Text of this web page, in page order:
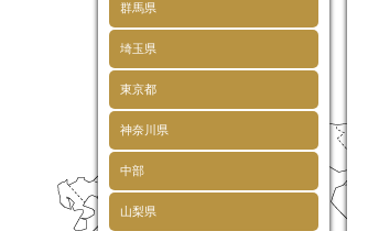
群馬県
埼玉県
東京都
神奈川県
中部
山梨県